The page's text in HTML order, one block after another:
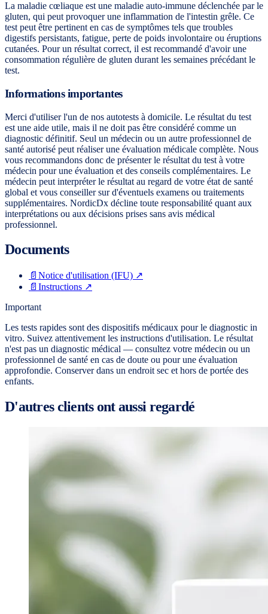
La maladie cœliaque est une maladie auto-immune déclenchée par le
gluten, qui peut provoquer une inflammation de l'intestin grêle. Ce
test peut être pertinent en cas de symptômes tels que troubles
digestifs persistants, fatigue, perte de poids involontaire ou éruptions
cutanées. Pour un résultat correct, il est recommandé d'avoir une
consommation régulière de gluten durant les semaines précédant le
test.
Informations importantes
Merci d'utiliser l'un de nos autotests à domicile. Le résultat du test
est une aide utile, mais il ne doit pas être considéré comme un
diagnostic définitif. Seul un médecin ou un autre professionnel de
santé autorisé peut réaliser une évaluation médicale complète. Nous
vous recommandons donc de présenter le résultat du test à votre
médecin pour une évaluation et des conseils complémentaires. Le
médecin peut interpréter le résultat au regard de votre état de santé
global et vous conseiller sur d'éventuels examens ou traitements
supplémentaires. NordicDx décline toute responsabilité quant aux
interprétations ou aux décisions prises sans avis médical
professionnel.
Documents
📄 Notice d'utilisation (IFU) ↗
📄 Instructions ↗
Important
Les tests rapides sont des dispositifs médicaux pour le diagnostic in
vitro. Suivez attentivement les instructions d'utilisation. Le résultat
n'est pas un diagnostic médical — consultez votre médecin ou un
professionnel de santé en cas de doute ou pour une évaluation
approfondie. Conserver dans un endroit sec et hors de portée des
enfants.
D'autres clients ont aussi regardé